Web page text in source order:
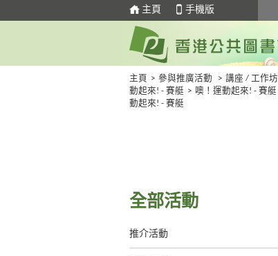
主頁 手機版
主頁 > 參與推廣活動 > 講座 / 工作坊
動起來! - 賽艇 > 噢！運動起來! - 賽艇
動起來! - 賽艇
全部活動
推介活動